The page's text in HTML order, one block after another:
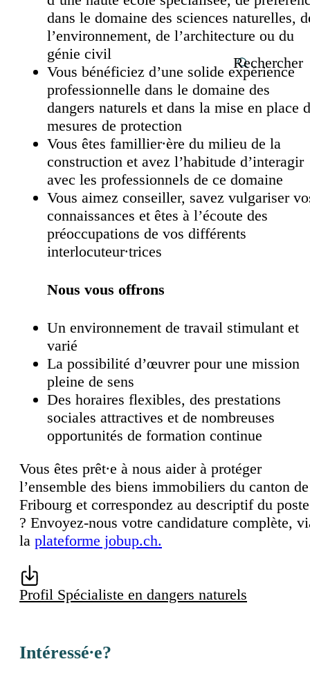
Rechercher
dans le domaine des sciences naturelles,
l’environnement, de l’architecture ou du
génie civil
Vous bénéficiez d’une solide expérience
professionnelle dans le domaine des
dangers naturels et dans la mise en place
mesures de protection
Vous êtes famillier∙ère du milieu de la
construction et avez l’habitude d’interagir
avec les professionnels de ce domaine
Vous aimez conseiller, savez vulgariser
connaissances et êtes à l’écoute des
préoccupations de vos différents
interlocuteur∙trices
Nous vous offrons
Un environnement de travail stimulant et
varié
La possibilité d’œuvrer pour une mission
pleine de sens
Des horaires flexibles, des prestations
sociales attractives et de nombreuses
opportunités de formation continue
Vous êtes prêt∙e à nous aider à protéger
l’ensemble des biens immobiliers du canton de
Fribourg et correspondez au descriptif du poste
? Envoyez-nous votre candidature complète,
la plateforme jobup.ch.
Profil Spécialiste en dangers naturels
Intéressé∙e?